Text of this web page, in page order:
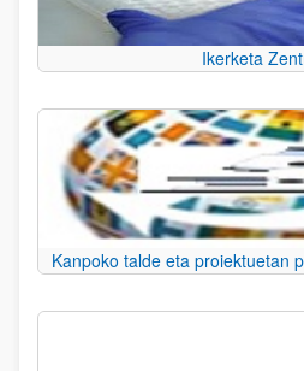
Ikerketa
Kanpoko talde eta proiektuetan